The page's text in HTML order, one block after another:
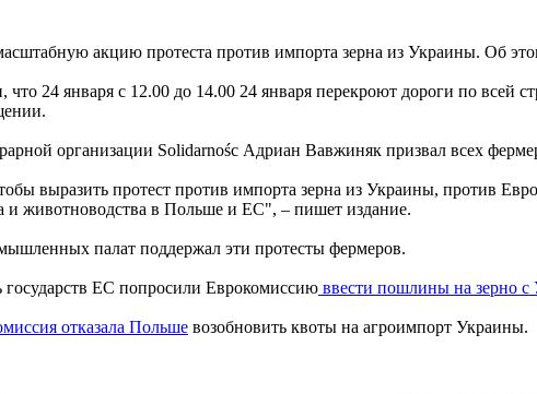
акцию протеста против импорта зерна из Украины. Об
24 января с 12.00 до 14.00 24 января перекроют дороги по всей
организации Solidarnośc Адриан Вавжиняк призвал всех
выразить протест против импорта зерна из Украины, против
и животноводства в Польше и ЕС", – пишет издание.
палат поддержал эти протесты фермеров.
государств ЕС попросили Еврокомиссию ввести пошлины на зерно
отказала Польше возобновить квоты на агроимпорт Украины.